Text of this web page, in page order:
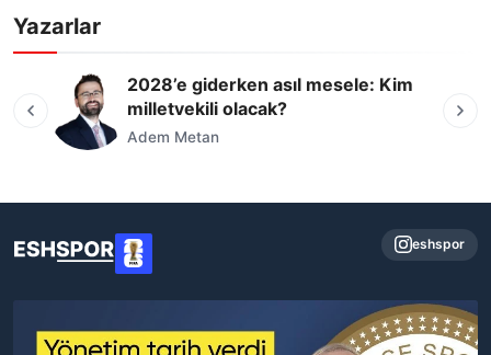
Yazarlar
2028’e giderken asıl mesele: Kim
milletvekili olacak?
Adem Metan
eshspor